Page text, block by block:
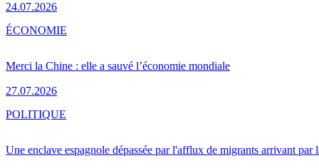
24.07.2026
Merci la Chine : elle a sauvé l’économie mondiale
27.07.2026
ÉCONOMIE
Une enclave espagnole dépassée par l'afflux de migrants arrivant par
POLITIQUE